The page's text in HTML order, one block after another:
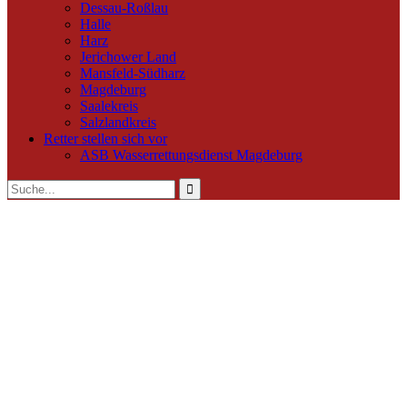
Dessau-Roßlau
Halle
Harz
Jerichower Land
Mansfeld-Südharz
Magdeburg
Saalekreis
Salzlandkreis
Retter stellen sich vor
ASB Wasserrettungsdienst Magdeburg